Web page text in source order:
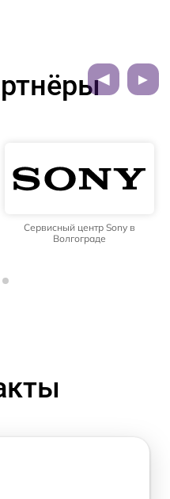
Сервисный центр Sony в
Волгограде